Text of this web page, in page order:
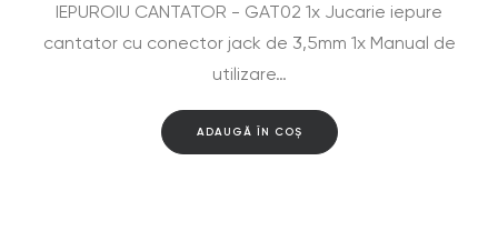
IEPUROIU CANTATOR - GAT02 1x Jucarie iepure
cantator cu conector jack de 3,5mm 1x Manual de
utilizare…
ADAUGĂ ÎN COȘ